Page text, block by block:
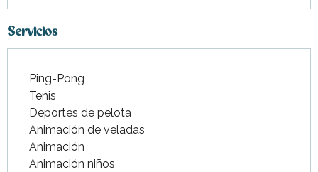
Servicios
Ping-Pong
Tenis
Deportes de pelota
Animación de veladas
Animación
Animación niños